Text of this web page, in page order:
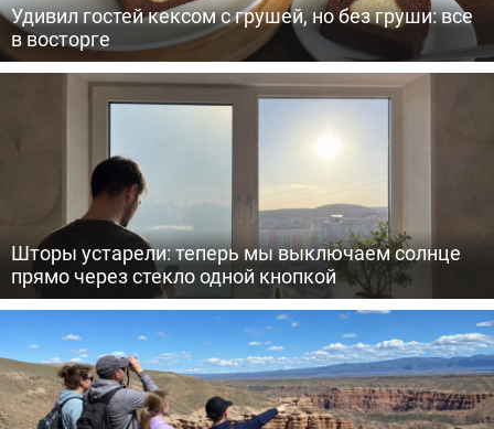
Удивил гостей кексом с грушей, но без груши: все
в восторге
Шторы устарели: теперь мы выключаем солнце
прямо через стекло одной кнопкой